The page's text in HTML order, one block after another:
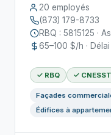
20 employés
(873) 179-8733
RBQ : 5815125 ·
65–100 $/h ·
✓ RBQ ✓ CNESST
Façades
Édifices à